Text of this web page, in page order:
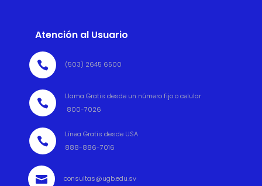
Atención al Usuario
 (503) 2645 6500

Llama Gratis desde un número fijo o celular
800-7026

Línea Gratis desde USA
888-886-7016
 consultas@ugb.edu.sv